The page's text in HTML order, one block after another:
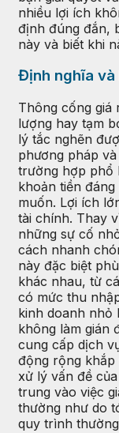
nhiều lợi ích
định đúng đắn,
này và biết khi
Định nghĩa
Thông cống giá
lượng hay tạm
lý tắc nghẽn
phương pháp
trường hợp phổ
khoản tiền
muốn. Lợi ích
tài chính. Thay
những sự cố
cách nhanh
này đặc biệt
khác nhau, từ
có mức thu
kinh doanh nhỏ
không làm gián
cung cấp dịch
động rộng
xử lý vấn đề
trung vào việc
thường như do
quy trình